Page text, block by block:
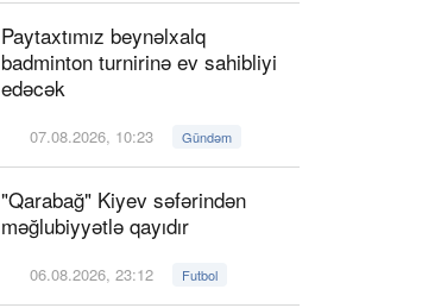
Paytaxtımız beynəlxalq
badminton turnirinə ev sahibliyi
edəcək
07.08.2026, 10:23 Gündəm
"Qarabağ" Kiyev səfərindən
məğlubiyyətlə qayıdır
06.08.2026, 23:12 Futbol